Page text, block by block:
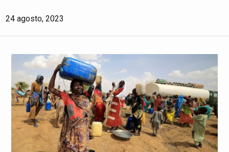
24 agosto, 2023